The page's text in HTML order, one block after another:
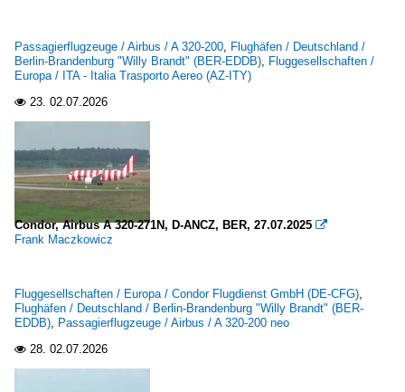
Passagierflugzeuge / Airbus / A 320-200, Flughäfen / Deutschland /
Berlin-Brandenburg "Willy Brandt" (BER-EDDB), Fluggesellschaften /
Europa / ITA - Italia Trasporto Aereo (AZ-ITY)
 23. 02.07.2026
Condor, Airbus A 320-271N, D-ANCZ, BER, 27.07.2025 
Frank Maczkowicz
Fluggesellschaften / Europa / Condor Flugdienst GmbH (DE-CFG),
Flughäfen / Deutschland / Berlin-Brandenburg "Willy Brandt" (BER-
EDDB), Passagierflugzeuge / Airbus / A 320-200 neo
 28. 02.07.2026